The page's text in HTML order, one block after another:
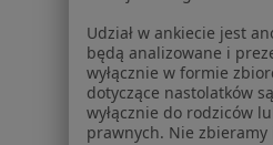
Aplikacje
Blog dla
Dla
Udział w ankiecie jest
będą analizowane i
wyłącznie w formie
dotyczące nastolatków
wyłącznie do rodziców
prawnych. Nie